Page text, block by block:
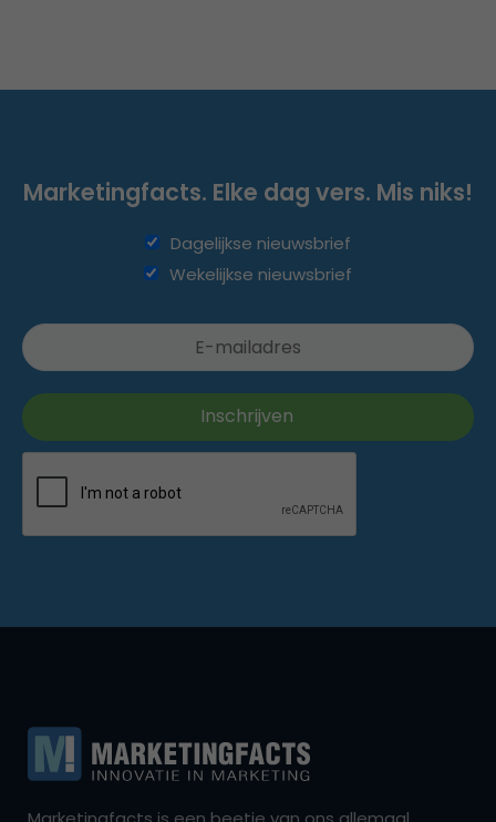
Marketingfacts. Elke dag vers. Mis niks!
Dagelijkse nieuwsbrief
Wekelijkse nieuwsbrief